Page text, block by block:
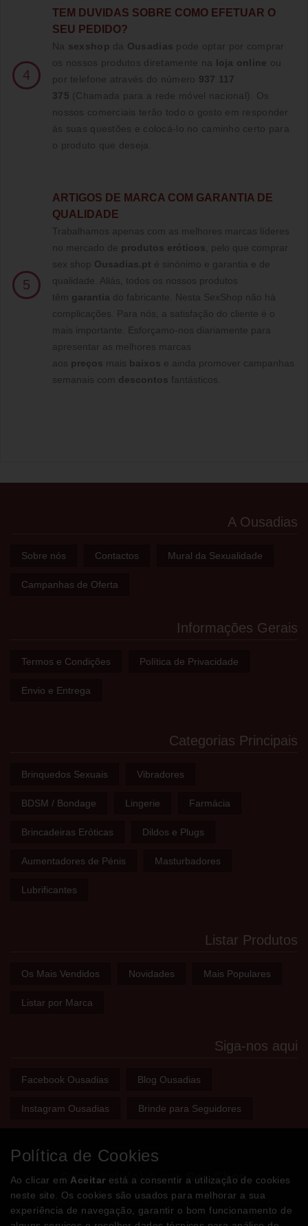
4
TE M DUVIDAS SOBRE COMO EFETUAR O
SEU PEDIDO?
Na sexshop da Ousadias pode optar por comprar
os nossos produtos diretamente na loja online ou
por telefone através do número 937 117
375 (Chamada para a rede móvel nacional)
. Os
nossos comerciais terão todo o gosto em responder
ás suas questões e colocá-lo no caminho certo para
o produto que deseja.
5
ARTIGOS DE MARCA COM GARANTIA DE
QUALIDADE
Trabalhamos apenas com as melhores marcas líderes
no mercado de produtos eróticos , pelo que comprar
sex shop Ousadias.pt é sinónimo e garantia e de
qualidade. Aliás, todos os nossos produtos
têm garantia do fabricante. Nesta SexShop não há
complicações. Para nós, a satisfação do cliente é o
mais importante. Esforçamo-nos diariamente para
apresentar as melhores marcas
aos preços mais baixos e ainda promover campanhas
semanais com descontos fantásticos.
A Ousadias
Sobre nós Contactos Mural da Sexualidade
Campanhas de Oferta
Informações Gerais
Termos e Condições Política de Privacidade
Envio e Entrega
Categorias Principais
Brinquedos Sexuais Vibradores
BDSM / Bondage Lingerie Farmácia
Brincadeiras Eróticas Dildos e Plugs
Aumentadores de Pénis Masturbadores
Lubrificantes
Listar Produtos
Os Mais Vendidos Novidades Mais Populares
Listar por Marca
Siga-nos aqui
Facebook Ousadias Blog Ousadias
Instagram Ousadias Brinde para Seguidores
Bem-vindo(a) à sua Sex Shop
A loja onde encontra tudo o que precisa para apimentar a sua
relação e tornar o sexo mais divertido, interessante e excitante!
Política de Cookies
Ao clicar em Aceitar está a consentir a utilização de cookies
neste site. Os cookies são usados para melhorar a sua
experiência de navegação, garantir o bom funcionamento de